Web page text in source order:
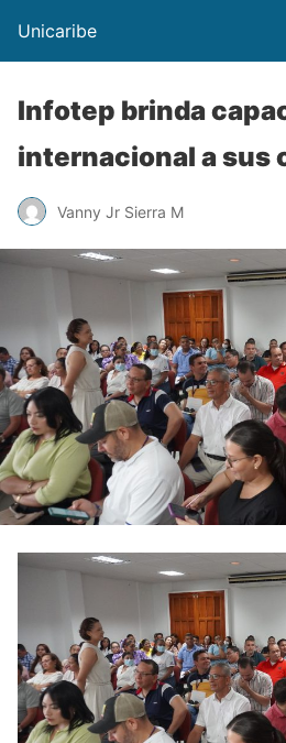
Unicaribe
Infotep brinda
internacional a sus
Vanny Jr Sierra M